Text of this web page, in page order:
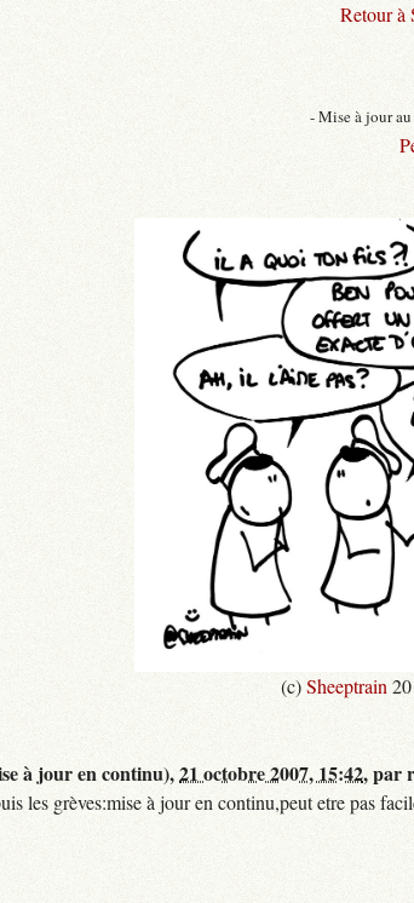
Retour à
- Mise à jour
(c)Sheeptrain
à jour en continu),21 octobre 2007, 15:42,par
les grèves:mise à jour en continu,peut etre pas